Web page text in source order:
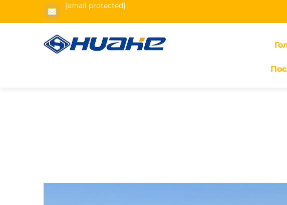
[email protected]